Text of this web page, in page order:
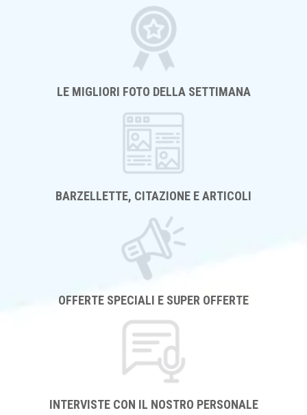
LE MIGLIORI FOTO DELLA SETTIMANA
BARZELLETTE, CITAZIONE E ARTICOLI
OFFERTE SPECIALI E SUPER OFFERTE
INTERVISTE CON IL NOSTRO PERSONALE